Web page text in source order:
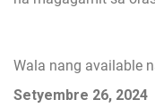
Wala nang available
Setyembre 26, 2024